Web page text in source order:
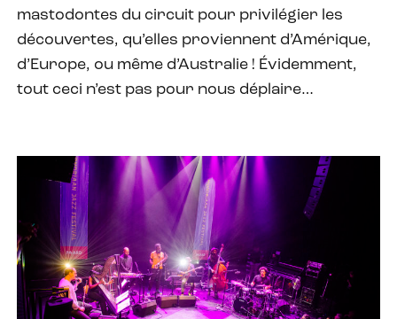
mastodontes du circuit pour privilégier les
découvertes, qu’elles proviennent d’Amérique,
d’Europe, ou même d’Australie ! Évidemment,
tout ceci n’est pas pour nous déplaire…